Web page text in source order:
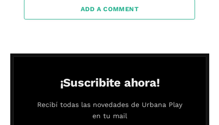
ADD A COMMENT
¡Suscribite ahora!
Recibí todas las novedades de Urbana Play
en tu mail